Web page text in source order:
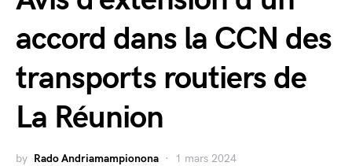
accord dans la CCN des
transports routiers de
La Réunion
by Rado Andriamampionona 1 mars 2024